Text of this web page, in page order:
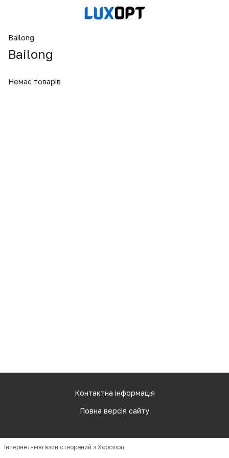
Bailong
Bailong
Немає товарів
Контактна інформація
Повна версія сайту
Інтернет-магазин створений з Хорошоп